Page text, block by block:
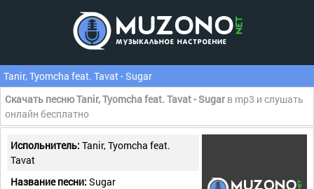
Tanir, Tyomcha feat. Tavat - Sugar
Скачать песню Tanir, Tyomcha feat. Tavat - Sugar в mp3 и слушать
онлайн бесплатно
Испольнитель: Tanir, Tyomcha feat.
Tavat
Название песни: Sugar